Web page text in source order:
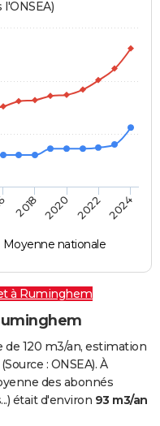
Moyenne nationale
2018 2020 2022 2024
à Ruminghem
120 m3/an, estimation
: ONSEA). À
des abonnés
était d'environ 93 m3/an